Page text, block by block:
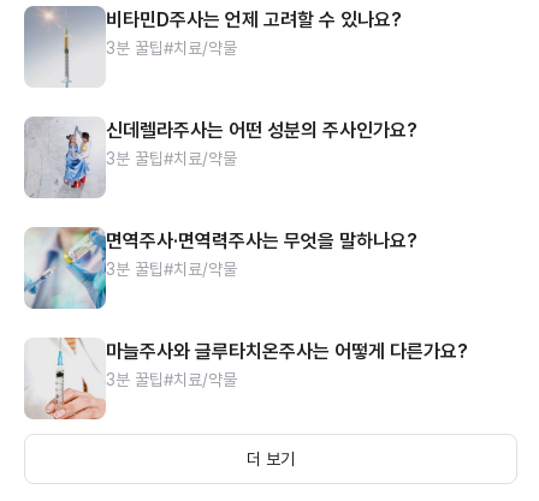
비타민D주사는 언제 고려할 수 있나요?
3분 꿀팁#치료/약물
신데렐라주사는 어떤 성분의 주사인가요?
3분 꿀팁#치료/약물
면역주사·면역력주사는 무엇을 말하나요?
3분 꿀팁#치료/약물
마늘주사와 글루타치온주사는 어떻게 다른가요?
3분 꿀팁#치료/약물
더 보기